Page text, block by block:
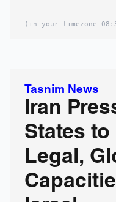
Tasnim News
Iran
States to
Legal,